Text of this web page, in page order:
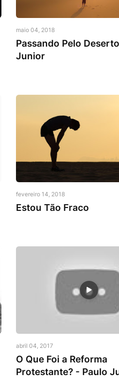
maio 04, 2018
Passando Pelo
Junior
fevereiro 14, 2018
Estou Tão Fraco
abril 04, 2017
O Que Foi a Reforma
Protestante? - Paulo